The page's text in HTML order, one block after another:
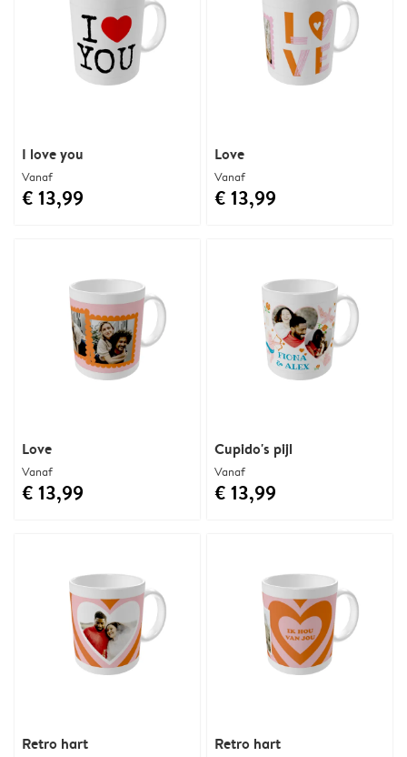
I love you
Vanaf
€ 13,99
Cupido's pijl
Vanaf
€ 13,99
Retro hart Retro hart
Love
Vanaf
€ 13,99
Love
Vanaf
€ 13,99